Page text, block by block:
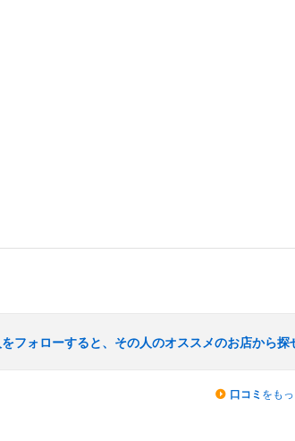
フォローすると、その人のオススメのお店から探
口コミ をも